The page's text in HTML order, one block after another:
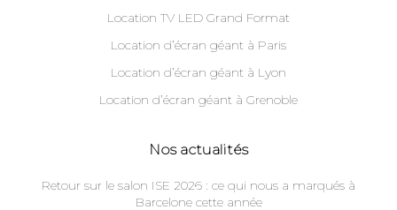
Location TV LED Grand Format
Location d’écran géant à Paris
Location d’écran géant à Lyon
Location d’écran géant à Grenoble
Nos actualités
Retour sur le salon ISE 2026 : ce qui nous a marqués à
Barcelone cette année